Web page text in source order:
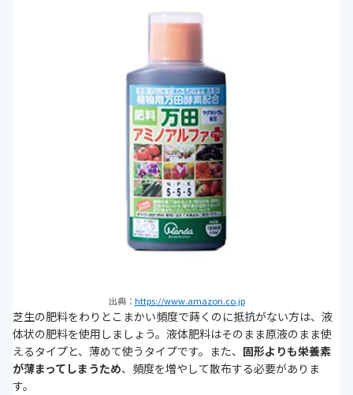
出典： https://www.amazon.co.jp
芝生の肥料をわりとこまかい頻度で蒔くのに抵抗がない方は、液
体状の肥料を使用しましょう。液体肥料はそのまま原液のまま使
えるタイプと、薄めて使うタイプです。また、 固形よりも栄養素
が薄まってしまうため、頻度を増やして散布する必要がありま
す。